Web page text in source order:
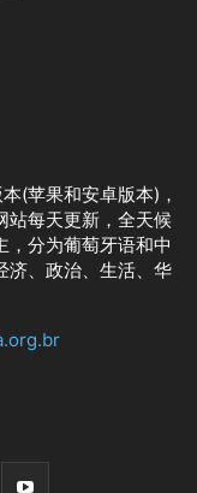
(苹果和安卓版本)，
站每天更新，全天候
，分为葡萄牙语和中
济、政治、生活、华